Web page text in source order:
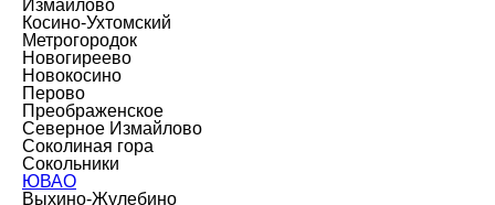
Измайлово
Косино-Ухтомский
Метрогородок
Новогиреево
Новокосино
Перово
Преображенское
Северное Измайлово
Соколиная гора
Сокольники
ЮВАО
Выхино-Жулебино